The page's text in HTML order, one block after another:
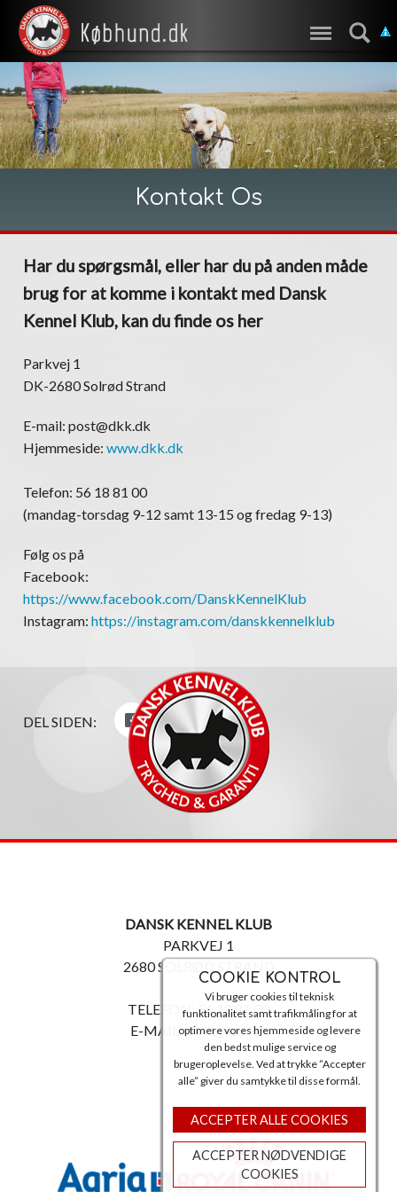
COOKIE KONTROL
Vi bruger cookies til teknisk
funktionalitet samt trafikmåling for at
optimere vores hjemmeside og levere
den bedst mulige service og
brugeroplevelse. Ved at trykke ”Accepter
alle” giver du samtykke til disse formål.
ACCEPTER ALLE COOKIES
ACCEPTER NØDVENDIGE
COOKIES
Kontakt Os
Har du spørgsmål, eller har du på anden måde
brug for at komme i kontakt med Dansk
Kennel Klub, kan du finde os her
Parkvej 1
DK-2680 Solrød Strand
E-mail: post@dkk.dk
Hjemmeside: www.dkk.dk
Telefon: 56 18 81 00
(mandag-torsdag 9-12 samt 13-15 og fredag 9-13)
Følg os på
Facebook:
https://www.facebook.com/DanskKennelKlub
Instagram: https://instagram.com/danskkennelklub
DEL SIDEN:
DANSK KENNEL KLUB
PARKVEJ 1
2680 SOLRØD STRAND
TELEFON: 56 18 81 00
E-MAIL:post@dkk.dk